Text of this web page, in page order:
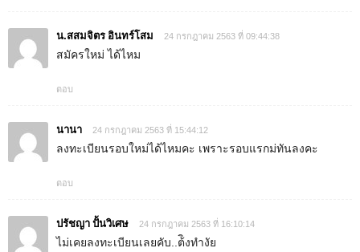
น.สสมจิตร อินทร์โสม 24 กรกฎาคม 2563 ที่ 09:44:38
สมัครใหม่ ได้ไหม
ตอบ
นานา 24 กรกฎาคม 2563 ที่ 15:44:12
ลงทะเบียนรอบใหม่ได้ไหมคะ เพราะรอบแรกม่ทันลงคะ
ตอบ
ปรัชญา ปั้นวิเศษ 24 กรกฎาคม 2563 ที่ 16:10:14
ไม่เคยลงทะเบียนเลยคับ..ต้ิงทำงัย